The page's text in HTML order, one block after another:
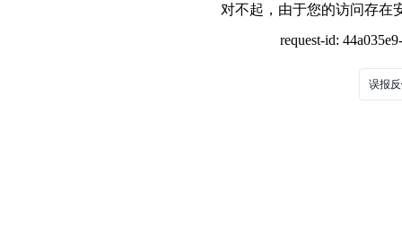
对不起，由于您的访问存在
request-id:
误报